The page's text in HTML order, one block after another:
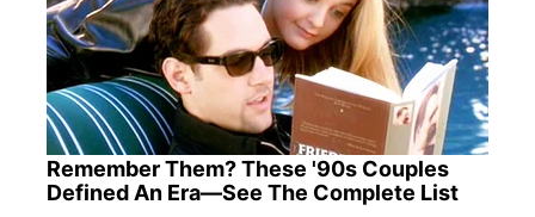
Remember Them? These '90s Couples
Defined An Era—See The Complete List